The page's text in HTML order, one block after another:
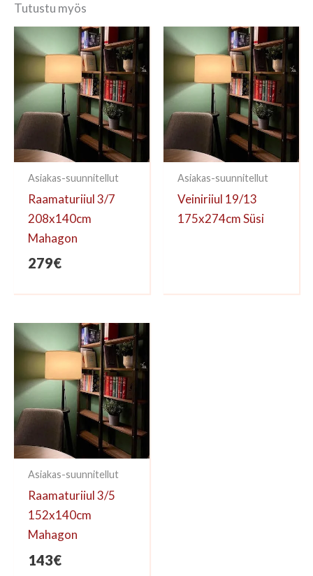
Sinun on
kirjoittaa arvioinnin.
Tutustu myös
Asiakas-suunnitellut
Raamaturiiul 3/7
208x140cm
Mahagon
279€
Asiakas-suunnitellut
Veiniriiul 19/13
175x274cm Süsi
Asiakas-suunnitellut
Raamaturiiul 3/5
152x140cm
Mahagon
143€